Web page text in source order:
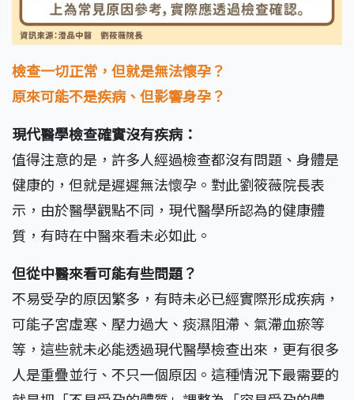
檢查一切正常，但就是無法懷孕？
原來可能不是疾病、但影響身孕？
現代醫學檢查確實沒有疾病：
值得注意的是，許多人經過檢查都沒有問題、身體是
健康的，但就是遲遲無法懷孕。對此劉筱薇院長表
示，由於醫學觀點不同，現代醫學所認為的健康體
質，有時在中醫來看未必如此。
但從中醫來看可能有些問題？
不易受孕的原因繁多，有時未必已經實際形成疾病，
可能子宮虛寒、壓力過大、痰濕阻滯、氣滯血瘀等
等，這些就未必能透過現代醫學檢查出來，更有很多
人是重疊並行、不只一個原因。這種情況下最需要的